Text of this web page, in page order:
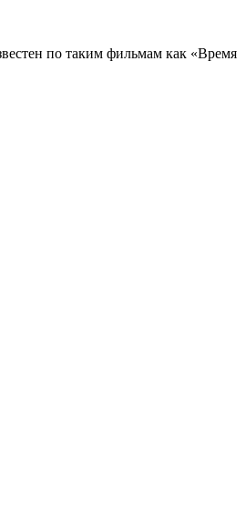
по таким фильмам как «Время